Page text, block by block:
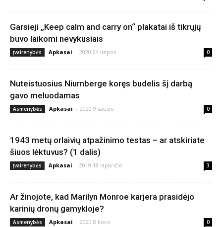
Garsieji „Keep calm and carry on“ plakatai iš tikrųjų
buvo laikomi nevykusiais
Įvairenybės Apkasai - 2020 24 liepos 0
Nuteistuosius Niurnberge koręs budelis šį darbą
gavo meluodamas
Asmenybės Apkasai - 2020 9 sausio 0
1943 metų orlaivių atpažinimo testas – ar atskiriate
šiuos lėktuvus? (1 dalis)
Įvairenybės Apkasai - 2019 18 lapkričio 3
Ar žinojote, kad Marilyn Monroe karjera prasidėjo
karinių dronų gamykloje?
Asmenybės Apkasai - 2020 8 kovo 0